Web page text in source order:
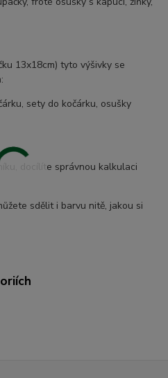
13x18cm) tyto výšivky se
sety do kočárku, osušky
docílíte správnou kalkulaci
sdělit i barvu nitě, jakou si